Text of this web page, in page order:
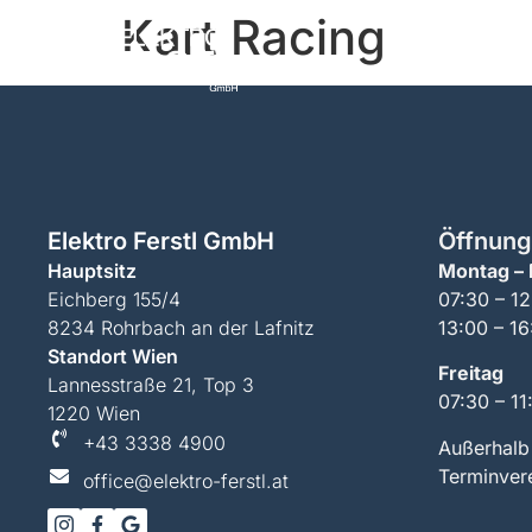
Kart Racing
Elektro Ferstl GmbH
Hauptsitz
Eichberg 155/4
8234 Rohrbach an der Lafnitz
Standort Wien
Lannesstraße 21, Top 3
1220 Wien
+43 3338 4900
office@elektro-ferstl.at
Montag –
07:30 –
13:00 –
Freitag
07:30 –